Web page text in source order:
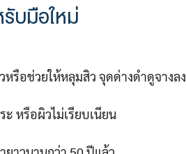
บมือใหม่
รือช่วยให้หลุมสิว จุดด่างดำดูจางลง
หรือผิวไม่เรียบเนียน